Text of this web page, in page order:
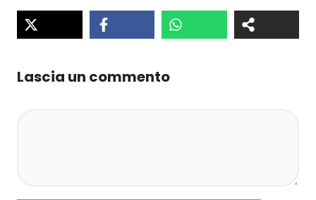
Lascia un commento